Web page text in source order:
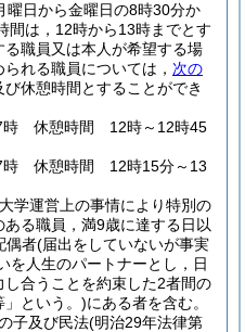
曜日から金曜日の8時30分か
間は，12時から13時までとす
職員又は本人が希望する場
れる職員については， 次の
休憩時間とすることができ
時 休憩時間 12時～12時45
時 休憩時間 12時15分～13
学運営上の事情により特別の
る職員，満9歳に達する日以
偶者(届出をしていないが事実
を人生のパートナーとし，日
合うことを約束した2者間の
」という。)にある者を含む。
子及び民法(明治29年法律第